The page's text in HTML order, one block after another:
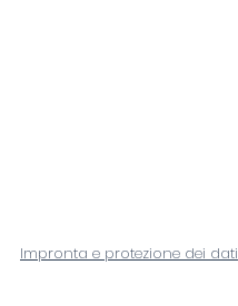
Impronta e protezione dei dati